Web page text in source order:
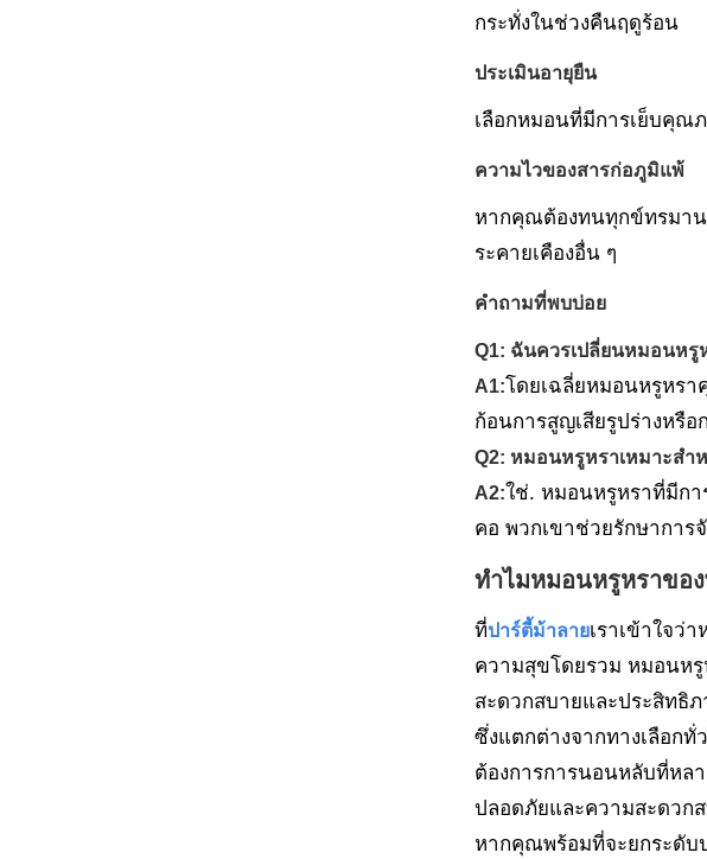
กระทั่งในช่วงคืนฤดูร้อน
ประเมินอายุยืน
เลือกหมอนที่มีการเย็บคุณ
ความไวของสารก่อภูมิแพ้
หากคุณต้องทนทุกข์ทรมาน
ระคายเคืองอื่น ๆ
คำถามที่พบบ่อย
Q1: ฉันควรเปลี่ยนหมอนหรู
A1:โดยเฉลี่ยหมอนหรูหรา
ก้อนการสูญเสียรูปร่างหรื
Q2: หมอนหรูหราเหมาะสำ
A2:ใช่. หมอนหรูหราที่มีก
คอ พวกเขาช่วยรักษาการ
ทำไมหมอนหรูหราขอ
ที่ปาร์ตี้ม้าลายเราเข้าใจว่
ความสุขโดยรวม หมอนหรู
สะดวกสบายและประสิทธิ
ซึ่งแตกต่างจากทางเลือกทั่
ต้องการการนอนหลับที่หล
ปลอดภัยและความสะดวก
หากคุณพร้อมที่จะยกระดับ